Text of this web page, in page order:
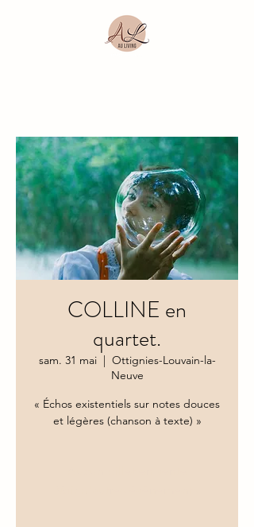
COLLINE en
quartet.
sam. 31 mai
  |
Ottignies-Louvain-la-
Neuve
« Échos existentiels sur notes douces
et légères (chanson à texte) »